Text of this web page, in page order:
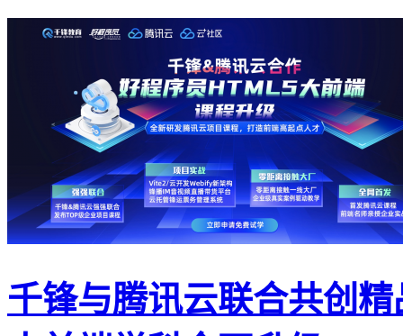
千锋与腾讯云联合共创